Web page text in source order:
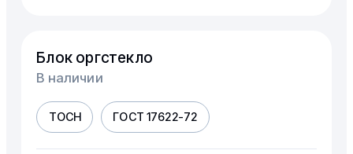
Блок оргстекло
В наличии
ТОСН ГОСТ 17622-72